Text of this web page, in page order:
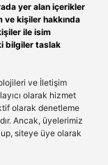
yer alan içerikler
kişiler hakkında
ile isim
bilgiler taslak
ve İletişim
olarak hizmet
olarak denetleme
Ancak, üyelerimiz
siteye üye olarak